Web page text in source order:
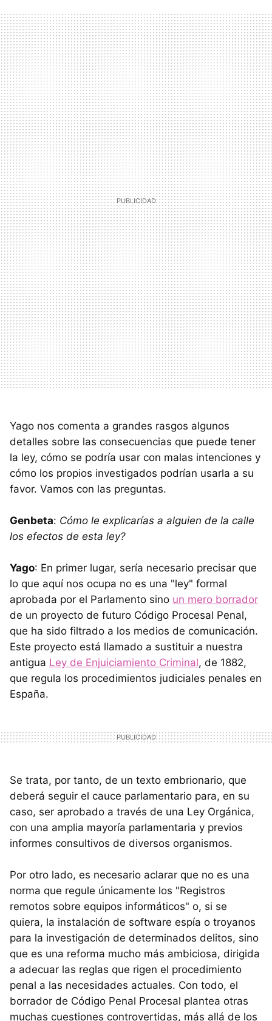
Yago nos comenta a grandes rasgos algunos
detalles sobre las consecuencias que puede tener
la ley, cómo se podría usar con malas intenciones y
cómo los propios investigados podrían usarla a su
favor. Vamos con las preguntas.
Genbeta: Cómo le explicarías a alguien de la calle
los efectos de esta ley?
Yago: En primer lugar, sería necesario precisar que
lo que aquí nos ocupa no es una "ley" formal
aprobada por el Parlamento sino un mero borrador
de un proyecto de futuro Código Procesal Penal,
que ha sido filtrado a los medios de comunicación.
Este proyecto está llamado a sustituir a nuestra
antigua Ley de Enjuiciamiento Criminal, de 1882,
que regula los procedimientos judiciales penales en
España.
Se trata, por tanto, de un texto embrionario, que
deberá seguir el cauce parlamentario para, en su
caso, ser aprobado a través de una Ley Orgánica,
con una amplia mayoría parlamentaria y previos
informes consultivos de diversos organismos.
Por otro lado, es necesario aclarar que no es una
norma que regule únicamente los "Registros
remotos sobre equipos informáticos" o, si se
quiera, la instalación de software espía o troyanos
para la investigación de determinados delitos, sino
que es una reforma mucho más ambiciosa, dirigida
a adecuar las reglas que rigen el procedimiento
penal a las necesidades actuales. Con todo, el
borrador de Código Penal Procesal plantea otras
muchas cuestiones controvertidas, más allá de los